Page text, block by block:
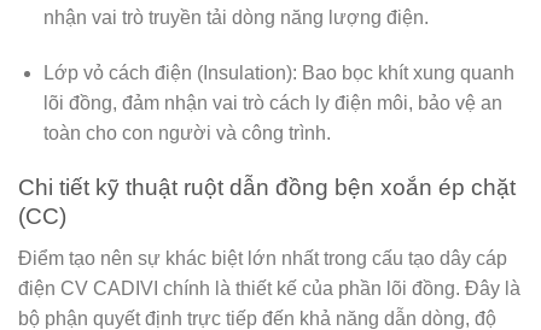
nhận vai trò truyền tải dòng năng lượng điện.
Lớp vỏ cách điện (Insulation): Bao bọc khít xung quanh
lõi đồng, đảm nhận vai trò cách ly điện môi, bảo vệ an
toàn cho con người và công trình.
Chi tiết kỹ thuật ruột dẫn đồng bện xoắn ép chặt
(CC)
Điểm tạo nên sự khác biệt lớn nhất trong cấu tạo dây cáp
điện CV CADIVI chính là thiết kế của phần lõi đồng. Đây là
bộ phận quyết định trực tiếp đến khả năng dẫn dòng, độ